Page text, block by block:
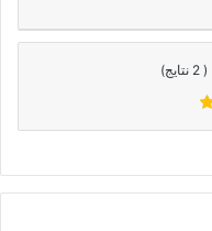
(
2 نتایج)